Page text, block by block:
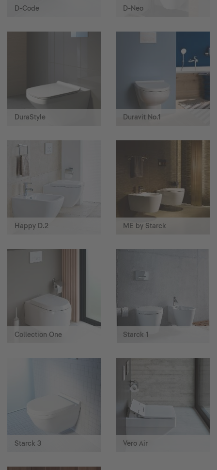
D-Code D-Neo
DuraStyle Duravit No.1
Happy D.2 ME by Starck
Collection One Starck 1
Starck 3 Vero Air